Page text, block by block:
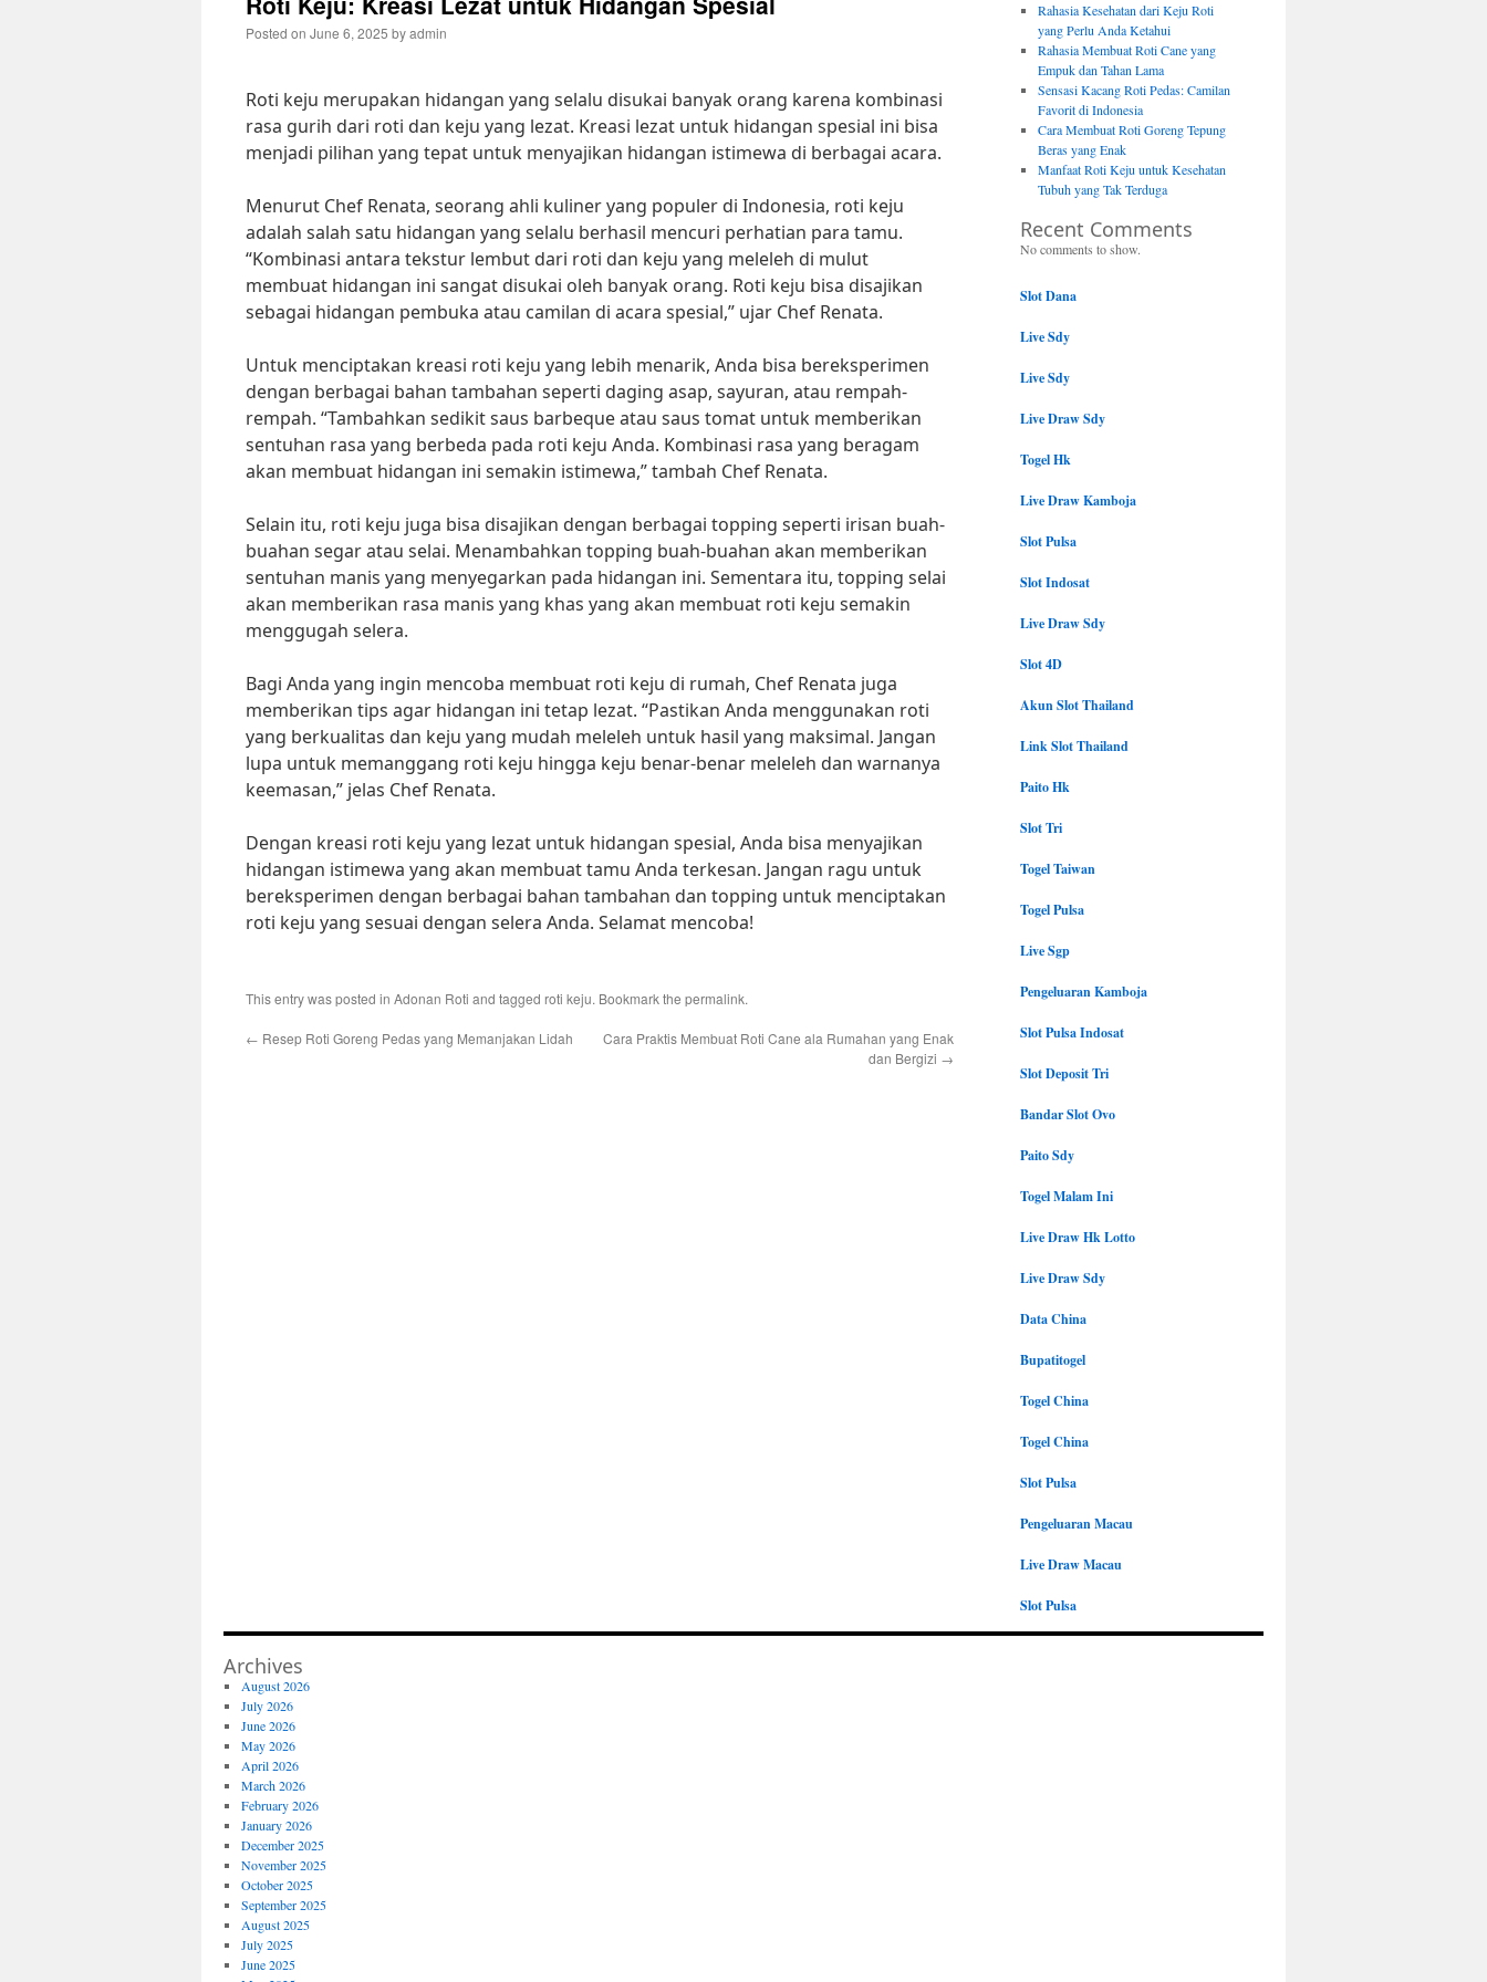
Posted on June 6, 2025 byadmin
Roti keju merupakan hidangan yang selalu disukai banyak orang karena kombinasi
rasa gurih dari roti dan keju yang lezat. Kreasi lezat untuk hidangan spesial ini bisa
menjadi pilihan yang tepat untuk menyajikan hidangan istimewa di berbagai acara.
Menurut Chef Renata, seorang ahli kuliner yang populer di Indonesia, roti keju
adalah salah satu hidangan yang selalu berhasil mencuri perhatian para tamu.
“Kombinasi antara tekstur lembut dari roti dan keju yang meleleh di mulut
membuat hidangan ini sangat disukai oleh banyak orang. Roti keju bisa disajikan
sebagai hidangan pembuka atau camilan di acara spesial,” ujar Chef Renata.
Untuk menciptakan kreasi roti keju yang lebih menarik, Anda bisa bereksperimen
dengan berbagai bahan tambahan seperti daging asap, sayuran, atau rempah-
rempah. “Tambahkan sedikit saus barbeque atau saus tomat untuk memberikan
sentuhan rasa yang berbeda pada roti keju Anda. Kombinasi rasa yang beragam
akan membuat hidangan ini semakin istimewa,” tambah Chef Renata.
Selain itu, roti keju juga bisa disajikan dengan berbagai topping seperti irisan buah-
buahan segar atau selai. Menambahkan topping buah-buahan akan memberikan
sentuhan manis yang menyegarkan pada hidangan ini. Sementara itu, topping selai
akan memberikan rasa manis yang khas yang akan membuat roti keju semakin
menggugah selera.
Bagi Anda yang ingin mencoba membuat roti keju di rumah, Chef Renata juga
memberikan tips agar hidangan ini tetap lezat. “Pastikan Anda menggunakan roti
yang berkualitas dan keju yang mudah meleleh untuk hasil yang maksimal. Jangan
lupa untuk memanggang roti keju hingga keju benar-benar meleleh dan warnanya
keemasan,” jelas Chef Renata.
Dengan kreasi roti keju yang lezat untuk hidangan spesial, Anda bisa menyajikan
hidangan istimewa yang akan membuat tamu Anda terkesan. Jangan ragu untuk
bereksperimen dengan berbagai bahan tambahan dan topping untuk menciptakan
roti keju yang sesuai dengan selera Anda. Selamat mencoba!
This entry was posted in Adonan Roti and tagged roti keju. Bookmark the permalink.
← Resep Roti Goreng Pedas yang Memanjakan Lidah
Cara Praktis Membuat Roti Cane ala Rumahan yang Enak
dan Bergizi →
Rahasia Kesehatan dari Keju Roti
yang Perlu Anda Ketahui
Rahasia Membuat Roti Cane yang
Empuk dan Tahan Lama
Sensasi Kacang Roti Pedas: Camilan
Favorit di Indonesia
Cara Membuat Roti Goreng Tepung
Beras yang Enak
Manfaat Roti Keju untuk Kesehatan
Tubuh yang Tak Terduga
Recent Comments
No comments to show.
Slot Dana
Live Sdy
Live Sdy
Live Draw Sdy
Togel Hk
Live Draw Kamboja
Slot Pulsa
Slot Indosat
Live Draw Sdy
Slot 4D
Akun Slot Thailand
Link Slot Thailand
Paito Hk
Slot Tri
Togel Taiwan
Togel Pulsa
Live Sgp
Pengeluaran Kamboja
Slot Pulsa Indosat
Slot Deposit Tri
Bandar Slot Ovo
Paito Sdy
Togel Malam Ini
Live Draw Hk Lotto
Live Draw Sdy
Data China
Bupatitogel
Togel China
Togel China
Slot Pulsa
Pengeluaran Macau
Live Draw Macau
Slot Pulsa
Archives
August 2026
July 2026
June 2026
May 2026
April 2026
March 2026
February 2026
January 2026
December 2025
November 2025
October 2025
September 2025
August 2025
July 2025
June 2025